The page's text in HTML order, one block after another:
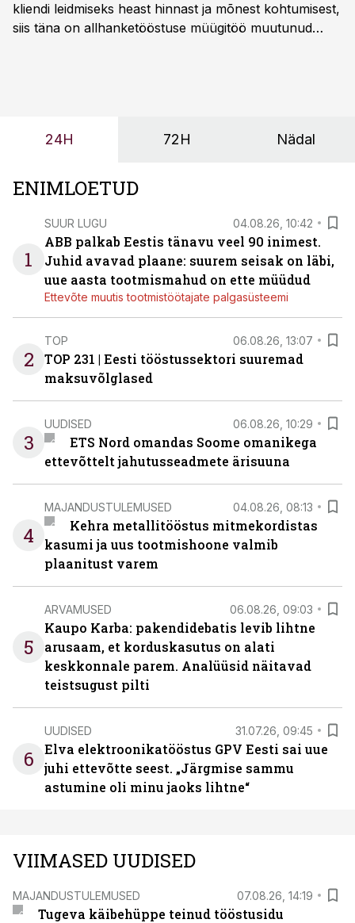
kliendi leidmiseks heast hinnast ja mõnest kohtumisest,
siis täna on allhanketööstuse müügitöö muutunud
24H 72H Nädal
ENIMLOETUD
1
SUUR LUGU 04.08.26, 10:42
ABB palkab Eestis tänavu veel 90 inimest.
Juhid avavad plaane: suurem seisak on läbi,
uue aasta tootmismahud on ette müüdud
Ettevõte muutis tootmistöötajate palgasüsteemi
2
TOP 06.08.26, 13:07
TOP 231 | Eesti tööstussektori suuremad
maksuvõlglased
3
UUDISED 06.08.26, 10:29
ETS Nord omandas Soome omanikega
ettevõttelt jahutusseadmete ärisuuna
4
MAJANDUSTULEMUSED 04.08.26, 08:13
Kehra metallitööstus mitmekordistas
kasumi ja uus tootmishoone valmib
plaanitust varem
5
ARVAMUSED 06.08.26, 09:03
Kaupo Karba: pakendidebatis levib lihtne
arusaam, et korduskasutus on alati
keskkonnale parem. Analüüsid näitavad
teistsugust pilti
6
UUDISED 31.07.26, 09:45
Elva elektroonikatööstus GPV Eesti sai uue
juhi ettevõtte seest. „Järgmise sammu
astumine oli minu jaoks lihtne“
VIIMASED UUDISED
MAJANDUSTULEMUSED 07.08.26, 14:19
Tugeva käibehüppe teinud tööstusidu